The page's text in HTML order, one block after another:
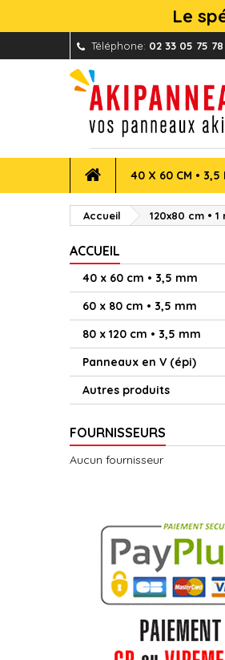
Le
Téléphone: 02 33 05 75 78
40 X 60 CM • 3,5
Accueil 120x80 cm •
ACCUEIL
40 x 60 cm • 3,5 mm
60 x 80 cm • 3,5 mm
80 x 120 cm • 3,5 mm
Panneaux en V (épi)
Autres produits
FOURNISSEURS
Aucun fournisseur